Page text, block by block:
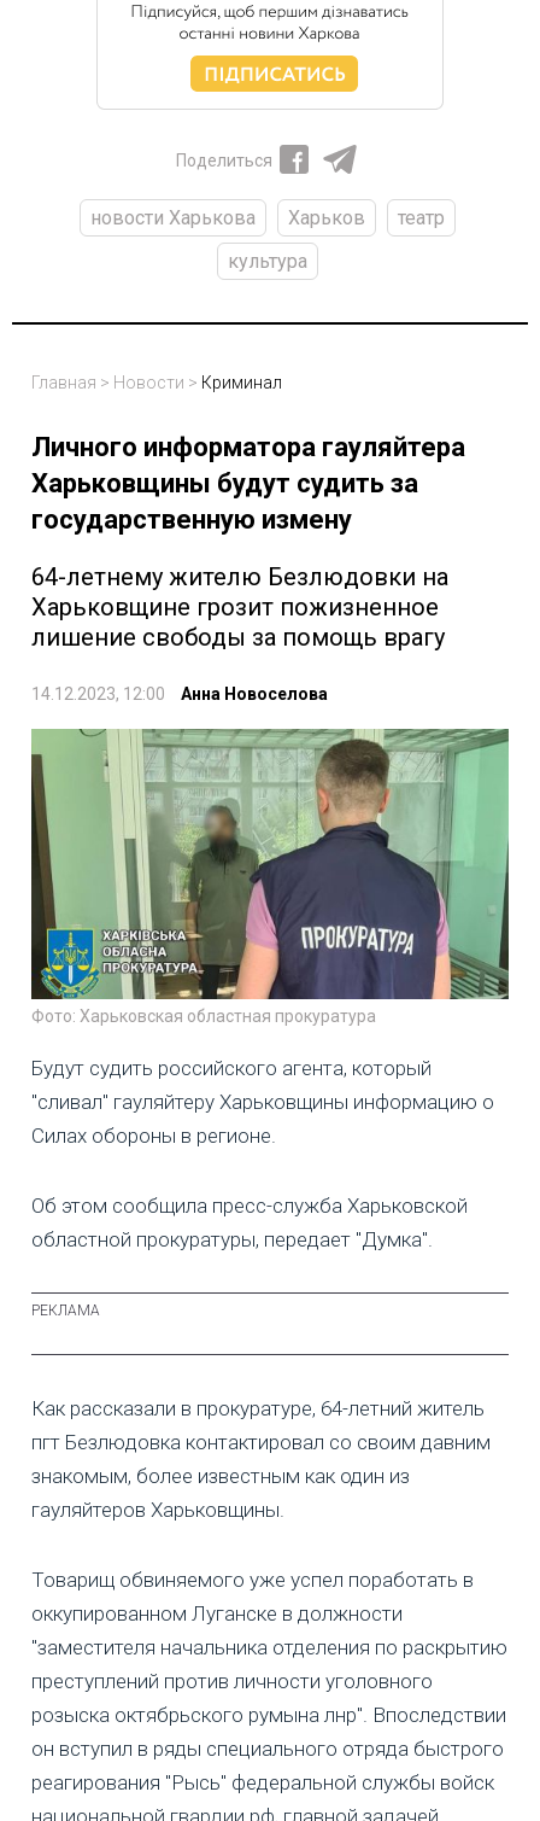
Поделиться
новости Харькова Харьков
театр
культура
Главная > Новости > Криминал
Личного информатора гауляйтера
Харьковщины будут судить за
государственную измену
64-летнему жителю Безлюдовки на
Харьковщине грозит пожизненное
лишение свободы за помощь врагу
14.12.2023, 12:00 Анна Новоселова
Фото: Харьковская областная прокуратура
Будут судить российского агента, который
"сливал" гауляйтеру Харьковщины информацию о
Силах обороны в регионе.
Об этом сообщила пресс-служба Харьковской
областной прокуратуры, передает "Думка".
Как рассказали в прокуратуре, 64-летний житель
пгт Безлюдовка контактировал со своим давним
знакомым, более известным как один из
гауляйтеров Харьковщины.
Товарищ обвиняемого уже успел поработать в
оккупированном Луганске в должности
"заместителя начальника отделения по раскрытию
преступлений против личности уголовного
розыска октябрьского румына лнр". Впоследствии
он вступил в ряды специального отряда быстрого
реагирования "Рысь" федеральной службы войск